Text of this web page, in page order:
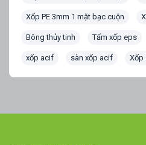
Xốp PE 3mm 1 mặt bạc cuộn
Bông thủy tinh Tấm xốp eps
xốp acif sàn xốp acif Xốp